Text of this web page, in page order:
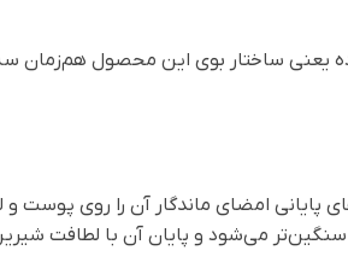
یعنی ساختار بوی این محصول هم‌زمان
امضای ماندگار آن را روی پوست
می‌شود و پایان آن با لطافت شیرین